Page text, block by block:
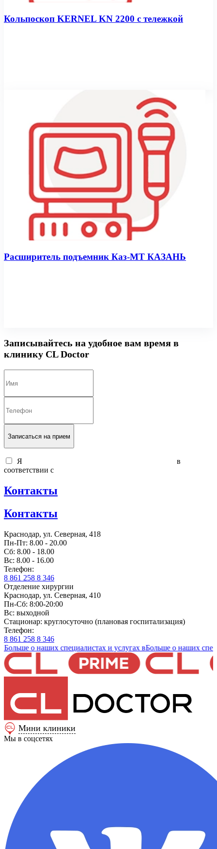
Кольпоскоп KERNEL KN 2200 с тележкой
Расширитель подъемник Каз-МТ КАЗАНЬ
Записывайтесь на удобное вам время в
клинику CL Doctor
Записаться на прием
Я
в
соответствии с
Контакты
Контакты
Краснодар, ул. Северная, 418
Пн-Пт: 8.00 - 20.00
Сб: 8.00 - 18.00
Вс: 8.00 - 16.00
Телефон:
8 861 258 8 346
Отделение хирургии
Краснодар, ул. Северная, 410
Пн-Сб: 8:00-20:00
Вс: выходной
Стационар: круглосуточно (плановая госпитализация)
Телефон:
8 861 258 8 346
о наших специалистах и услугах вБольше о наших
Мини клиники
Мы в соцсетях